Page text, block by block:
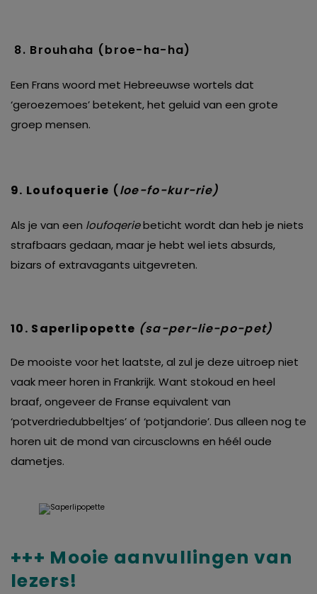
8. Brouhaha (broe-ha-ha)
Een Frans woord met Hebreeuwse wortels dat
‘geroezemoes’ betekent, het geluid van een grote
groep mensen.
9. Loufoquerie (loe-fo-kur-rie)
Als je van een loufoqeriebeticht wordt dan heb je niets
strafbaars gedaan, maar je hebt wel iets absurds,
bizars of extravagants uitgevreten.
10. Saperlipopette (sa-per-lie-po-pet)
De mooiste voor het laatste, al zul je deze uitroep niet
vaak meer horen in Frankrijk. Want stokoud en heel
braaf, ongeveer de Franse equivalent van
‘potverdriedubbeltjes’ of ‘potjandorie’. Dus alleen nog te
horen uit de mond van circusclowns en héél oude
dametjes.
+++ Mooie aanvullingen van
lezers!